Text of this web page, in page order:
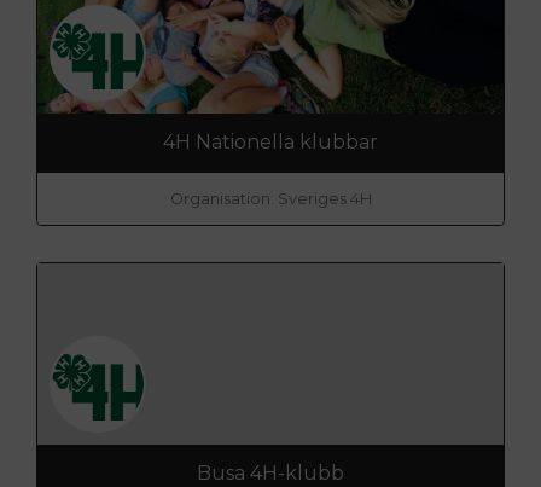
4H Nationella klubbar
Organisation: Sveriges 4H
Busa 4H-klubb